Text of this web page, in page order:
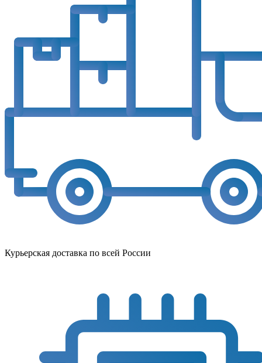
Курьерская доставка по всей России